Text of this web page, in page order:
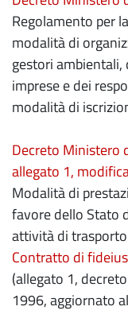
Regolamento per
modalità di
gestori
imprese e dei
modalità di
Decreto Ministero
allegato 1,
Modalità di
favore dello Stato
attività di
Contratto di
(allegato 1,
1996, aggiornato